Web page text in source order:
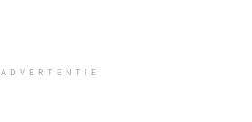
ADVERTENTIE